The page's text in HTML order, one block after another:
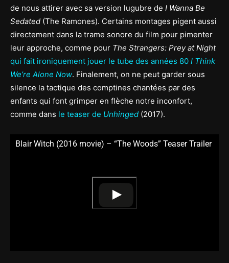
de nous attirer avec sa version lugubre de I Wanna Be
Sedated (The Ramones). Certains montages pigent aussi
directement dans la trame sonore du film pour pimenter
leur approche, comme pour The Strangers: Prey at Night
qui fait ironiquement jouer le tube des années 80 I Think
We’re Alone Now. Finalement, on ne peut garder sous
silence la tactique des comptines chantées par des
enfants qui font grimper en flèche notre inconfort,
comme dans le teaser de Unhinged (2017).
Blair Witch (2016 movie) – “The Woods” Teaser Trailer